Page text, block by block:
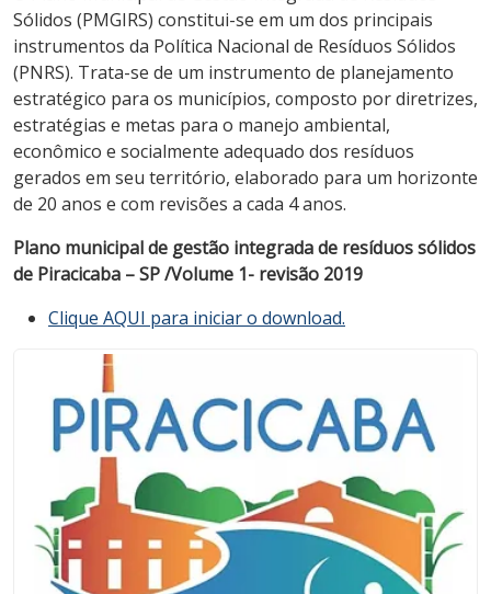
Sólidos (PMGIRS) constitui-se em um dos principais
instrumentos da Política Nacional de Resíduos Sólidos
(PNRS). Trata-se de um instrumento de planejamento
estratégico para os municípios, composto por diretrizes,
estratégias e metas para o manejo ambiental,
econômico e socialmente adequado dos resíduos
gerados em seu território, elaborado para um horizonte
de 20 anos e com revisões a cada 4 anos.
Plano municipalde gestão integradade resíduos sólidos
de Piracicaba –SP/Volume 1- revisão 2019
Clique AQUI para iniciar o download.